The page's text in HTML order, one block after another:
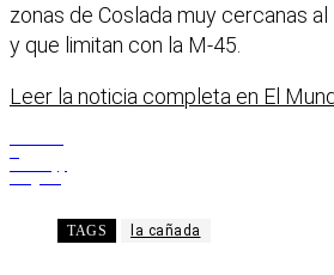
zonas de Coslada muy cercanas
y que limitan con la M-45.
Leer la noticia completa en El
TAGS la cañada